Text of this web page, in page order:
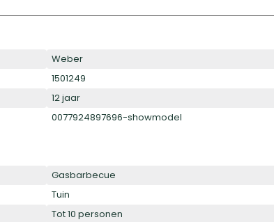
Weber
1501249
12 jaar
0077924897696-showmodel
Gasbarbecue
Tuin
Tot 10 personen